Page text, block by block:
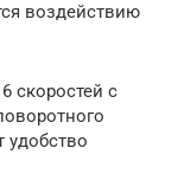
воздействию
скоростей с
удобство